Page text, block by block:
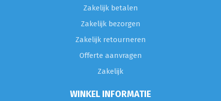
Zakelijk betalen
Zakelijk bezorgen
Zakelijk retourneren
Offerte aanvragen
Zakelijk
WINKEL INFORMATIE